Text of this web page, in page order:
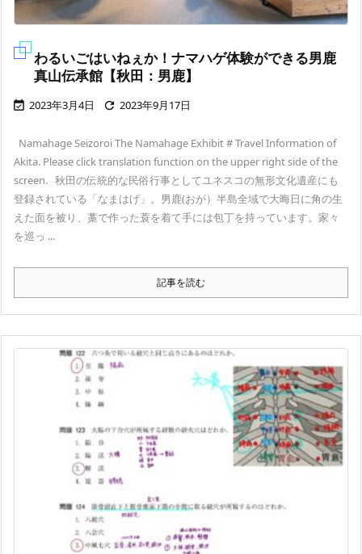
わるいごはいねぇか！ナマハゲ体験ができる男鹿
真山伝承館【秋田：男鹿】
 2023年3月4日  2023年9月17日
Namahage Seizoroi The Namahage Exhibit # Travel Information of
Akita. Please click translation function on the upper right side of the
screen. 秋田の伝統的な民俗行事としてユネスコの無形文化遺産にも
登録されている「なまはげ」。男鹿(おが）半島全域で大晦日に角の生
えた面を被り、藁で作った蓑を着て手には包丁を持っています。家々
を巡っ ...
記事を読む